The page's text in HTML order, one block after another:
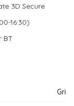
3D Secure
16:30)
BT
Gri